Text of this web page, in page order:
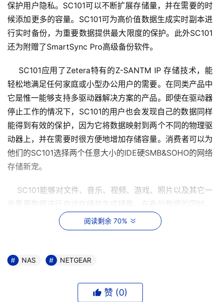
保护用户隐私。SC101可以不断扩展存储量，并在需要的时
候添加更多的容量。SC101可为高价值数据生成实时副本进
行实时备份，为重要数据提供最大限度的保护。此外SC101
还为附赠了SmartSync Pro高级备份软件。
SC101应用了Zetera特有的Z-SANTM IP 存储技术，能
轻松地满足任何家庭或小型办公用户的需要。在同类产品中
它是惟一能够支持多驱动器解决方案的产品。即使在驱动器
停止工作的情况下，SC101的用户也会发现自己的数据同样
能得到有效的保护，因为它将数据映射到两个不同的物理驱
动器上，并在需要时很方便地增加存储容量。消费者可以为
他们的SC101选择两个任意大小的IDE硬SMB&SOHO的网络
存储新宠。
SC101能够对文件、音乐、视频、游戏、照片以及其它一
些重要数据进行自动存储并生成镜像，在备份数据的同时，
保护用户隐私。SC101可以不断扩展存储量，并在需要的时
候添加更多的容量。SC101可为高价值数据生成实时副本进
还为附赠了SmartSync Pro高级备份软件。
SC101应用了先进的Z-SAN技术。Z-SAN可提供基于IP的
数据传输能力，使多个用户可以有效地使用网络中的各类磁
阅读剩余 70%
NAS NETGEAR
赞 (0)